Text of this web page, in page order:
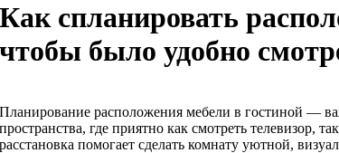
Как спланировать
чтобы было удобно
Планирование расположения мебели в гостиной —
пространства, где приятно как смотреть телевизор,
расстановка помогает сделать комнату уютной,